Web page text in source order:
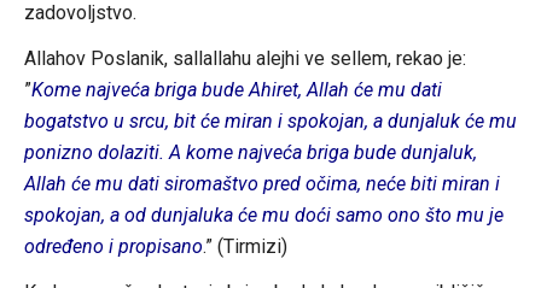
zadovoljstvo.
Allahov Poslanik, sallallahu alejhi ve sellem, rekao je:
”Kome najveća briga bude Ahiret, Allah će mu dati
bogatstvo u srcu, bit će miran i spokojan, a dunjaluk će mu
ponizno dolaziti. A kome najveća briga bude dunjaluk,
Allah će mu dati siromaštvo pred očima, neće biti miran i
spokojan, a od dunjaluka će mu doći samo ono što mu je
određeno i propisano.” (Tirmizi)